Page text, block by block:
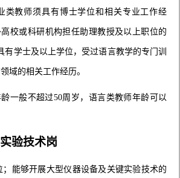
类教师须具有博士学位和相关专业工作经
校或科研机构担任助理教授及以上职位的
有学士及以上学位，受过语言教学的专门训
域的相关工作经历。
一般不超过50周岁，语言类教师年龄可以
验技术岗
；能够开展大型仪器设备及关键实验技术的